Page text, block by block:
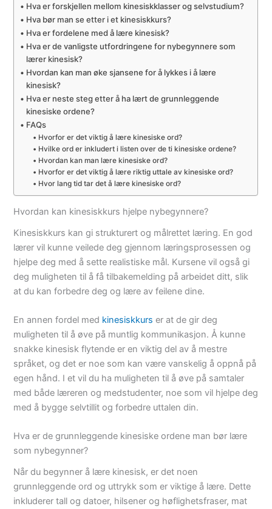
Hva er forskjellen mellom kinesiskklasser og selvstudium?
Hva bør man se etter i et kinesiskkurs?
Hva er fordelene med å lære kinesisk?
Hva er de vanligste utfordringene for nybegynnere som
lærer kinesisk?
Hvordan kan man øke sjansene for å lykkes i å lære
kinesisk?
Hva er neste steg etter å ha lært de grunnleggende
kinesiske ordene?
FAQs
Hvorfor er det viktig å lære kinesiske ord?
Hvilke ord er inkludert i listen over de ti kinesiske ordene?
Hvordan kan man lære kinesiske ord?
Hvorfor er det viktig å lære riktig uttale av kinesiske ord?
Hvor lang tid tar det å lære kinesiske ord?
Hvordan kan kinesiskkurs hjelpe nybegynnere?
Kinesiskkurs kan gi strukturert og målrettet læring. En god
lærer vil kunne veilede deg gjennom læringsprosessen og
hjelpe deg med å sette realistiske mål. Kursene vil også gi
deg muligheten til å få tilbakemelding på arbeidet ditt, slik
at du kan forbedre deg og lære av feilene dine.
En annen fordel med kinesiskkurs er at de gir deg
muligheten til å øve på muntlig kommunikasjon. Å kunne
snakke kinesisk flytende er en viktig del av å mestre
språket, og det er noe som kan være vanskelig å oppnå på
egen hånd. I et vil du ha muligheten til å øve på samtaler
med både læreren og medstudenter, noe som vil hjelpe deg
med å bygge selvtillit og forbedre uttalen din.
Hva er de grunnleggende kinesiske ordene man bør lære
som nybegynner?
Når du begynner å lære kinesisk, er det noen
grunnleggende ord og uttrykk som er viktige å lære. Dette
inkluderer tall og datoer, hilsener og høflighetsfraser, mat